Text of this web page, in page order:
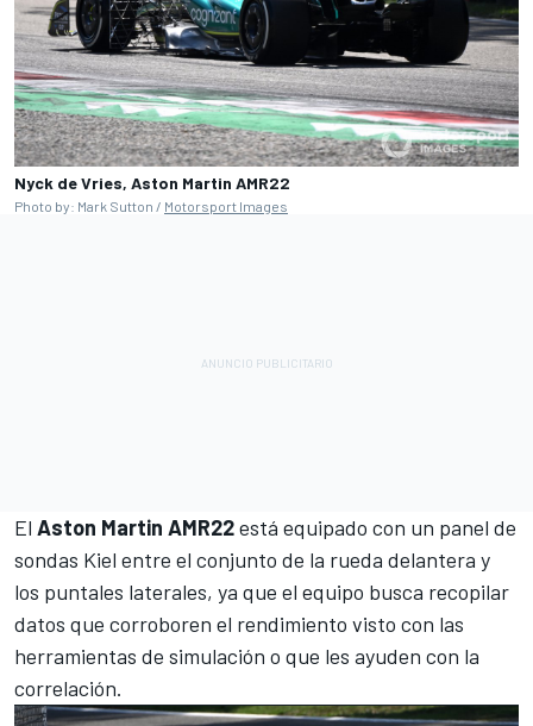
Nyck de Vries, Aston Martin AMR22
Photo by: Mark Sutton / Motorsport Images
El Aston Martin AMR22está equipado con un panel de
sondas Kiel entre el conjunto de la rueda delantera y
los puntales laterales, ya que el equipo busca recopilar
datos que corroboren el rendimiento visto con las
herramientas de simulación o que les ayuden con la
correlación.